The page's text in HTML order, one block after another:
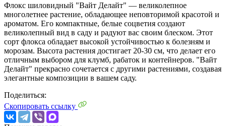
Флокс шиловидный "Вайт Делайт" — великолепное
многолетнее растение, обладающее неповторимой красотой и
ароматом. Его компактные, белые соцветия создают
великолепный вид в саду и радуют вас своим блеском. Этот
сорт флокса обладает высокой устойчивостью к болезням и
морозам. Высота растения достигает 20-30 см, что делает его
отличным выбором для клумб, рабаток и контейнеров. "Вайт
Делайт" прекрасно сочетается с другими растениями, создавая
элегантные композиции в вашем саду.
Поделиться:
Скопировать ссылку